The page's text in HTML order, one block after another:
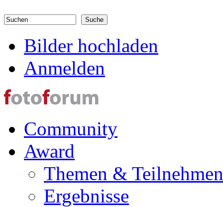
Suchformular
Bilder hochladen
Anmelden
Community
Award
Themen & Teilnehmen
Ergebnisse